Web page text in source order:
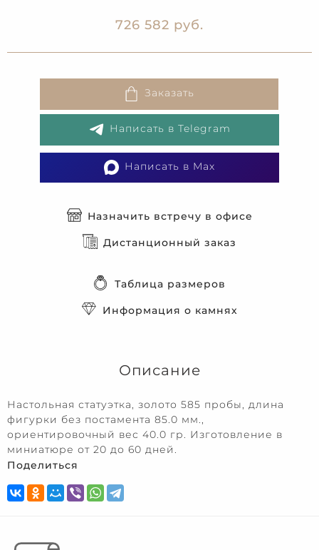
726 582 руб.
Заказать
Написать в Telegram
Написать в Max
Назначить встречу в офисе
Дистанционный заказ
Таблица размеров
Информация о камнях
Описание
Настольная статуэтка, золото 585 пробы, длина
фигурки без постамента 85.0 мм.,
ориентировочный вес 40.0 гр. Изготовление в
миниатюре от 20 до 60 дней.
Поделиться